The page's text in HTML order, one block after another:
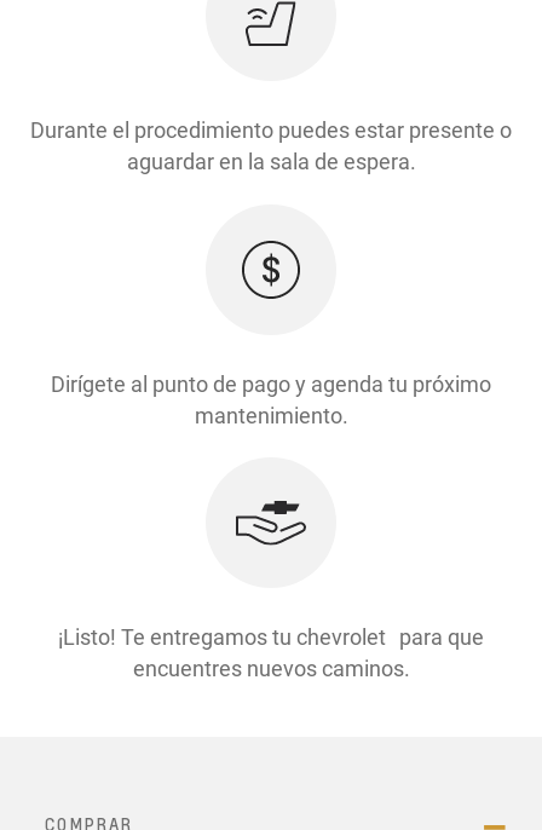
Durante el procedimiento puedes estar presente o
aguardar en la sala de espera.
Dirígete al punto de pago y agenda tu próximo
mantenimiento.
¡Listo! Te entregamos tu chevrolet para que
encuentres nuevos caminos.